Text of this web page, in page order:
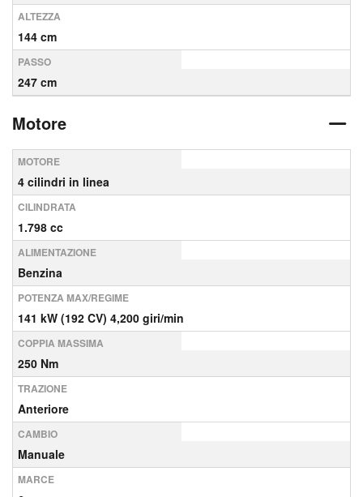
ALTEZZA
144 cm
PASSO
247 cm
Motore
MOTORE
4 cilindri in linea
CILINDRATA
1.798 cc
ALIMENTAZIONE
Benzina
POTENZA MAX/REGIME
141 kW (192 CV) 4,200 giri/min
COPPIA MASSIMA
250 Nm
TRAZIONE
Anteriore
CAMBIO
Manuale
MARCE